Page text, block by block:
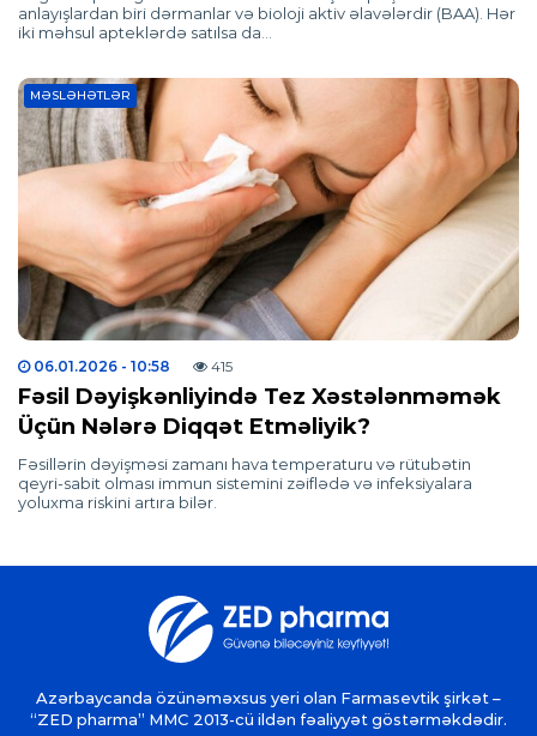
anlayışlardan biri dərmanlar və bioloji aktiv əlavələrdir (BAA). Hər
iki məhsul apteklərdə satılsa da…
MƏSLƏHƏTLƏR
06.01.2026 - 10:58 415
Fəsil Dəyişkənliyində Tez Xəstələnməmək
Üçün Nələrə Diqqət Etməliyik?
Fəsillərin dəyişməsi zamanı hava temperaturu və rütubətin
qeyri-sabit olması immun sistemini zəiflədə və infeksiyalara
yoluxma riskini artıra bilər.
Azərbaycanda özünəməxsus yeri olan Farmasevtik şirkət –
“ZED pharma” MMC 2013-cü ildən fəaliyyət göstərməkdədir.